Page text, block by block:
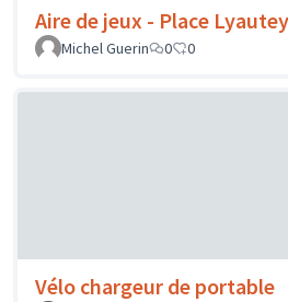
Aire de jeux - Place Lyautey
Michel Guerin
0 0
Vélo chargeur de portable